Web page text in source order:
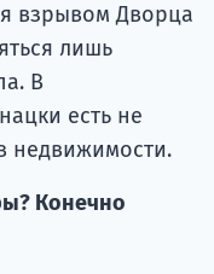
взрывом Дворца
лишь
В
есть не
недвижимости.
Конечно